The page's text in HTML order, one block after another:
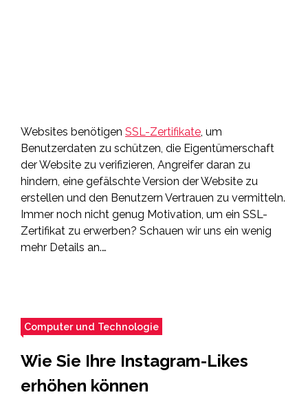
Websites benötigen SSL-Zertifikate, um
Benutzerdaten zu schützen, die Eigentümerschaft
der Website zu verifizieren, Angreifer daran zu
hindern, eine gefälschte Version der Website zu
erstellen und den Benutzern Vertrauen zu vermitteln.
Immer noch nicht genug Motivation, um ein SSL-
Zertifikat zu erwerben? Schauen wir uns ein wenig
mehr Details an.…
Computer und Technologie
Wie Sie Ihre Instagram-Likes
erhöhen können